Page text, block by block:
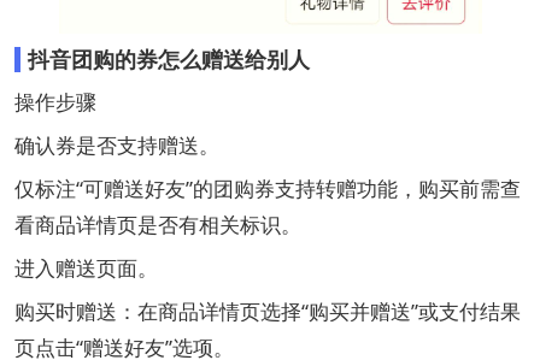
抖音团购的券怎么赠送给别人
操作步骤
‌确认券是否支持赠送‌。
仅标注“可赠送好友”的团购券支持转赠功能，购买前需查
看商品详情页是否有相关标识。‌‌
‌进入赠送页面‌。
‌购买时赠送‌：在商品详情页选择“购买并赠送”或支付结果
页点击“赠送好友”选项。‌‌